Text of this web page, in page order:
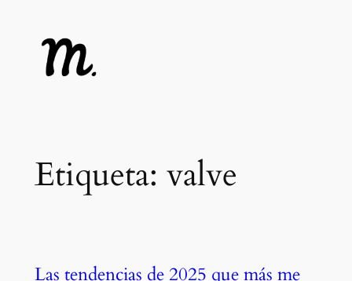
contenido
Etiqueta: valve
Las tendencias de 2025 que más me